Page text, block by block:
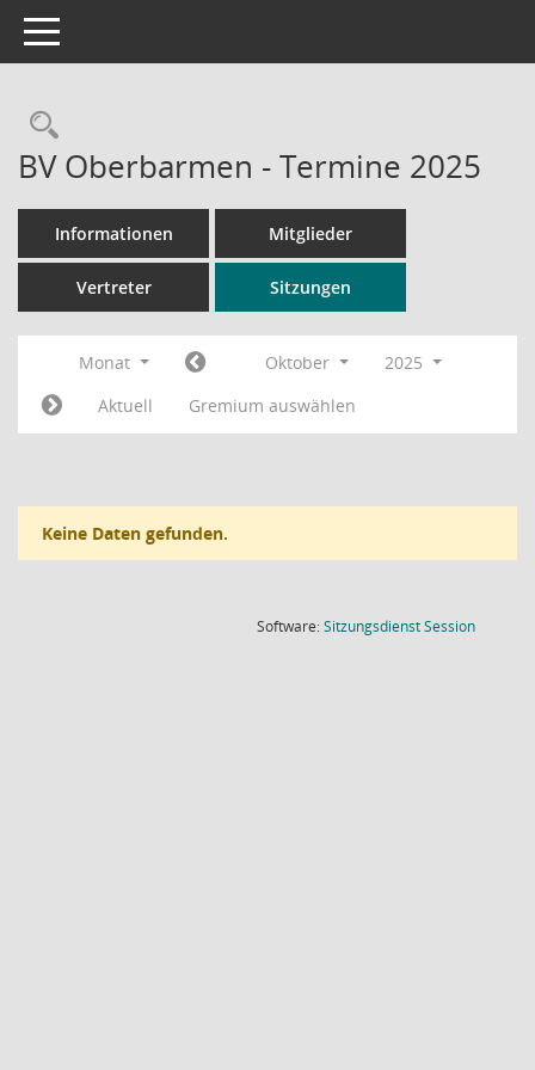
Toggle navigation
Rechercheauswahl
BV Oberbarmen - Termine 2025
Informationen Mitglieder
Vertreter Sitzungen
Monat Oktober
2025
Aktuell
Gremium auswählen
Keine Daten gefunden.
Software:SitzungsdienstSession(Wird in